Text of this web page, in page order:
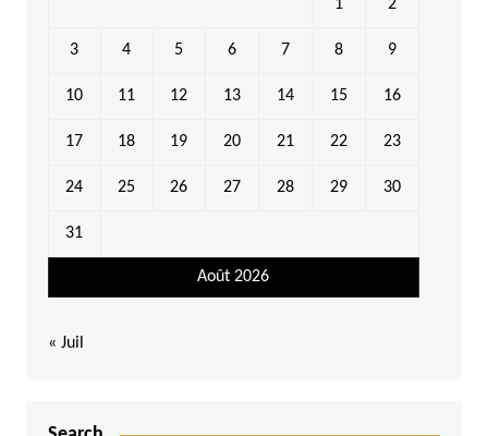
Août 2026
1 2
3 4 5 6 7 8 9
10 11 12 13 14 15 16
17 18 19 20 21 22 23
24 25 26 27 28 29 30
31
« Juil